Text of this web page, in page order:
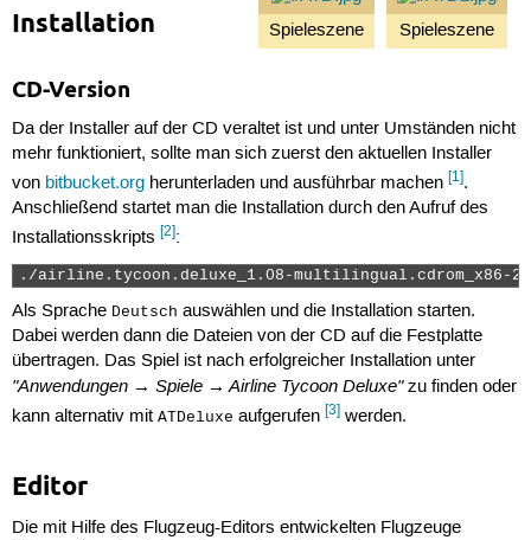
Spieleszene Spieleszene
Installation
CD-Version
Da der Installer auf der CD veraltet ist und unter Umständen nicht
mehr funktioniert, sollte man sich zuerst den aktuellen Installer
von bitbucket.orgherunterladen und ausführbar machen [1].
Anschließend startet man die Installation durch den Aufruf des
Installationsskripts [2]:
./airline.tycoon.deluxe_1.08-multilingual.cdrom_x86-
Als Sprache Deutsch auswählen und die Installation starten.
Dabei werden dann die Dateien von der CD auf die Festplatte
übertragen. Das Spiel ist nach erfolgreicher Installation unter
"Anwendungen → Spiele → Airline Tycoon Deluxe"zu finden oder
kann alternativ mit ATDeluxe aufgerufen [3]werden.
Editor
Die mit Hilfe des Flugzeug-Editors entwickelten Flugzeuge